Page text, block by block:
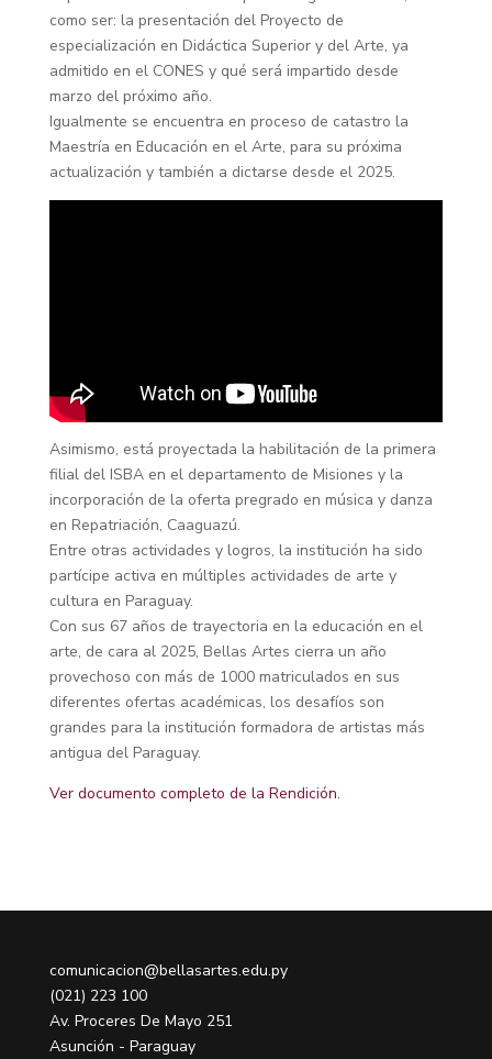
como ser: la presentación del Proyecto de
especialización en Didáctica Superior y del Arte, ya
admitido en el CONES y qué será impartido desde
marzo del próximo año.
Igualmente se encuentra en proceso de catastro la
Maestría en Educación en el Arte, para su próxima
actualización y también a dictarse desde el 2025.
Asimismo, está proyectada la habilitación de la primera
filial del ISBA en el departamento de Misiones y la
incorporación de la oferta pregrado en música y danza
en Repatriación, Caaguazú.
Entre otras actividades y logros, la institución ha sido
partícipe activa en múltiples actividades de arte y
cultura en Paraguay.
Con sus 67 años de trayectoria en la educación en el
arte, de cara al 2025, Bellas Artes cierra un año
provechoso con más de 1000 matriculados en sus
diferentes ofertas académicas, los desafíos son
grandes para la institución formadora de artistas más
antigua del Paraguay.
Ver documento completo de la Rendición.
comunicacion@bellasartes.edu.py
(021) 223 100
Av. Proceres De Mayo 251
Asunción - Paraguay